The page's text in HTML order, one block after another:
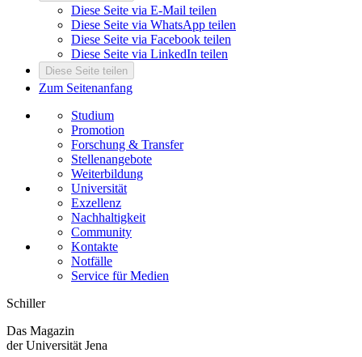
Diese Seite via E-Mail teilen
Diese Seite via WhatsApp teilen
Diese Seite via Facebook teilen
Diese Seite via LinkedIn teilen
Diese Seite teilen
Zum Seitenanfang
Studium
Promotion
Forschung & Transfer
Stellenangebote
Weiterbildung
Universität
Exzellenz
Nachhaltigkeit
Community
Kontakte
Notfälle
Service für Medien
Schiller
Das Magazin
der Universität Jena